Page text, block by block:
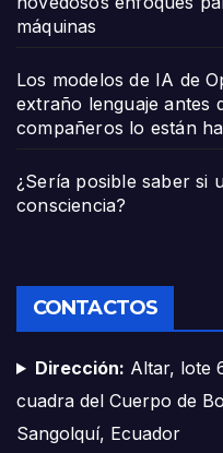
máquinas
Los modelos de IA de
extraño lenguaje antes
compañeros lo están
¿Sería posible saber si
consciencia?
CONTACTOS
Dirección: Altar, lote
cuadra del Cuerpo de
Sangolquí, Ecuador